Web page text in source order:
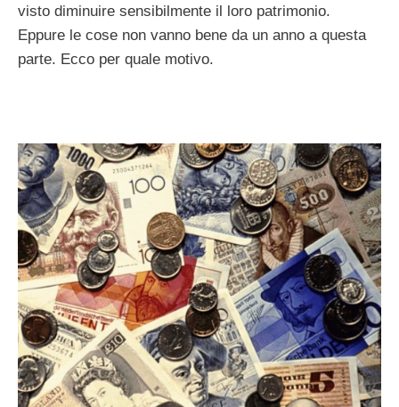
visto diminuire sensibilmente il loro patrimonio.
Eppure le cose non vanno bene da un anno a questa
parte. Ecco per quale motivo.